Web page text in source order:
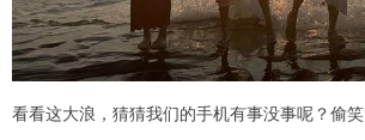
看看这大浪，猜猜我们的手机有事没事呢？偷笑